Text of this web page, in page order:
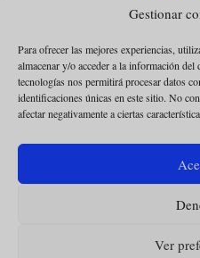
Gestionar
Para ofrecer las mejores experiencias,
almacenar y/o acceder a la información
tecnologías nos permitirá procesar datos
identificaciones únicas en este sitio. No
afectar negativamente a ciertas
Ver
POLÍTICA
USO DE
CONDICIONES DE